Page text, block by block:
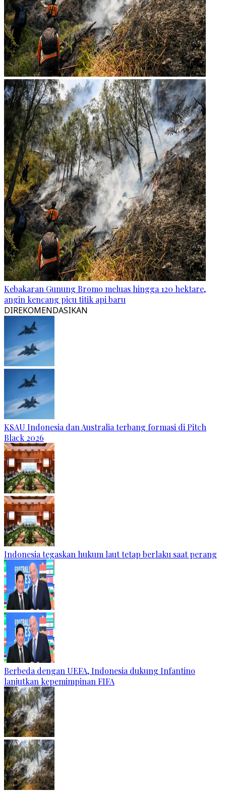
Kebakaran Gunung Bromo meluas hingga 120 hektare,
angin kencang picu titik api baru
DIREKOMENDASIKAN
KSAU Indonesia dan Australia terbang formasi di Pitch
Black 2026
Indonesia tegaskan hukum laut tetap berlaku saat perang
Berbeda dengan UEFA, Indonesia dukung Infantino
lanjutkan kepemimpinan FIFA